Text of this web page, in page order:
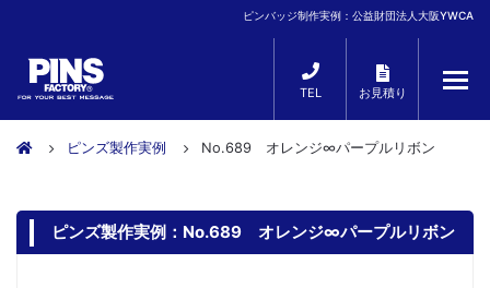
ピンバッジ制作実例：公益財団法人大阪YWCA
TEL お見積り
ピンズ製作実例 No.689 オレンジ∞パープルリボン
ピンズ製作実例：No.689 オレンジ∞パープルリボン